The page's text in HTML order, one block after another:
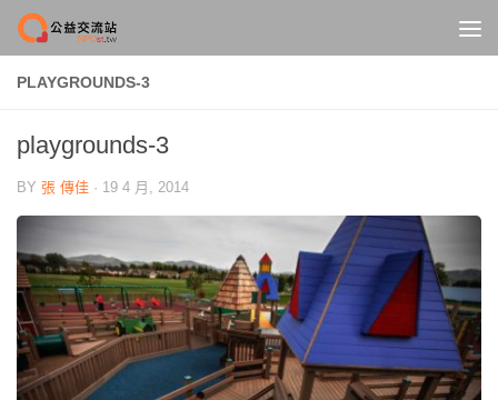
Skip to content
PLAYGROUNDS-3
playgrounds-3
BY 張 傳佳 · 19 4 月, 2014